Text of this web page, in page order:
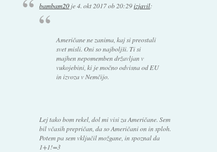
bambam20 je4. okt 2017 ob 20:29izjavil:
Američane ne zanima, kaj si preostali
svet misli. Oni so najboljši. Ti si
majhen nepomemben državljan v
vukojebini, ki je močno odvisna od EU
in izvoza v Nemčijo.
Lej tako bom rekel, dol mi visi za Američane. Sem
bil včasih prepričan, da so Američani on in sploh.
Potem pa sem vključil možgane, in spoznal da
1+1!=3